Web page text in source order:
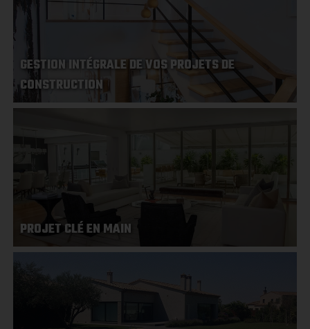
GESTION INTÉGRALE DE VOS PROJETS DE
CONSTRUCTION
PROJET CLÉ EN MAIN